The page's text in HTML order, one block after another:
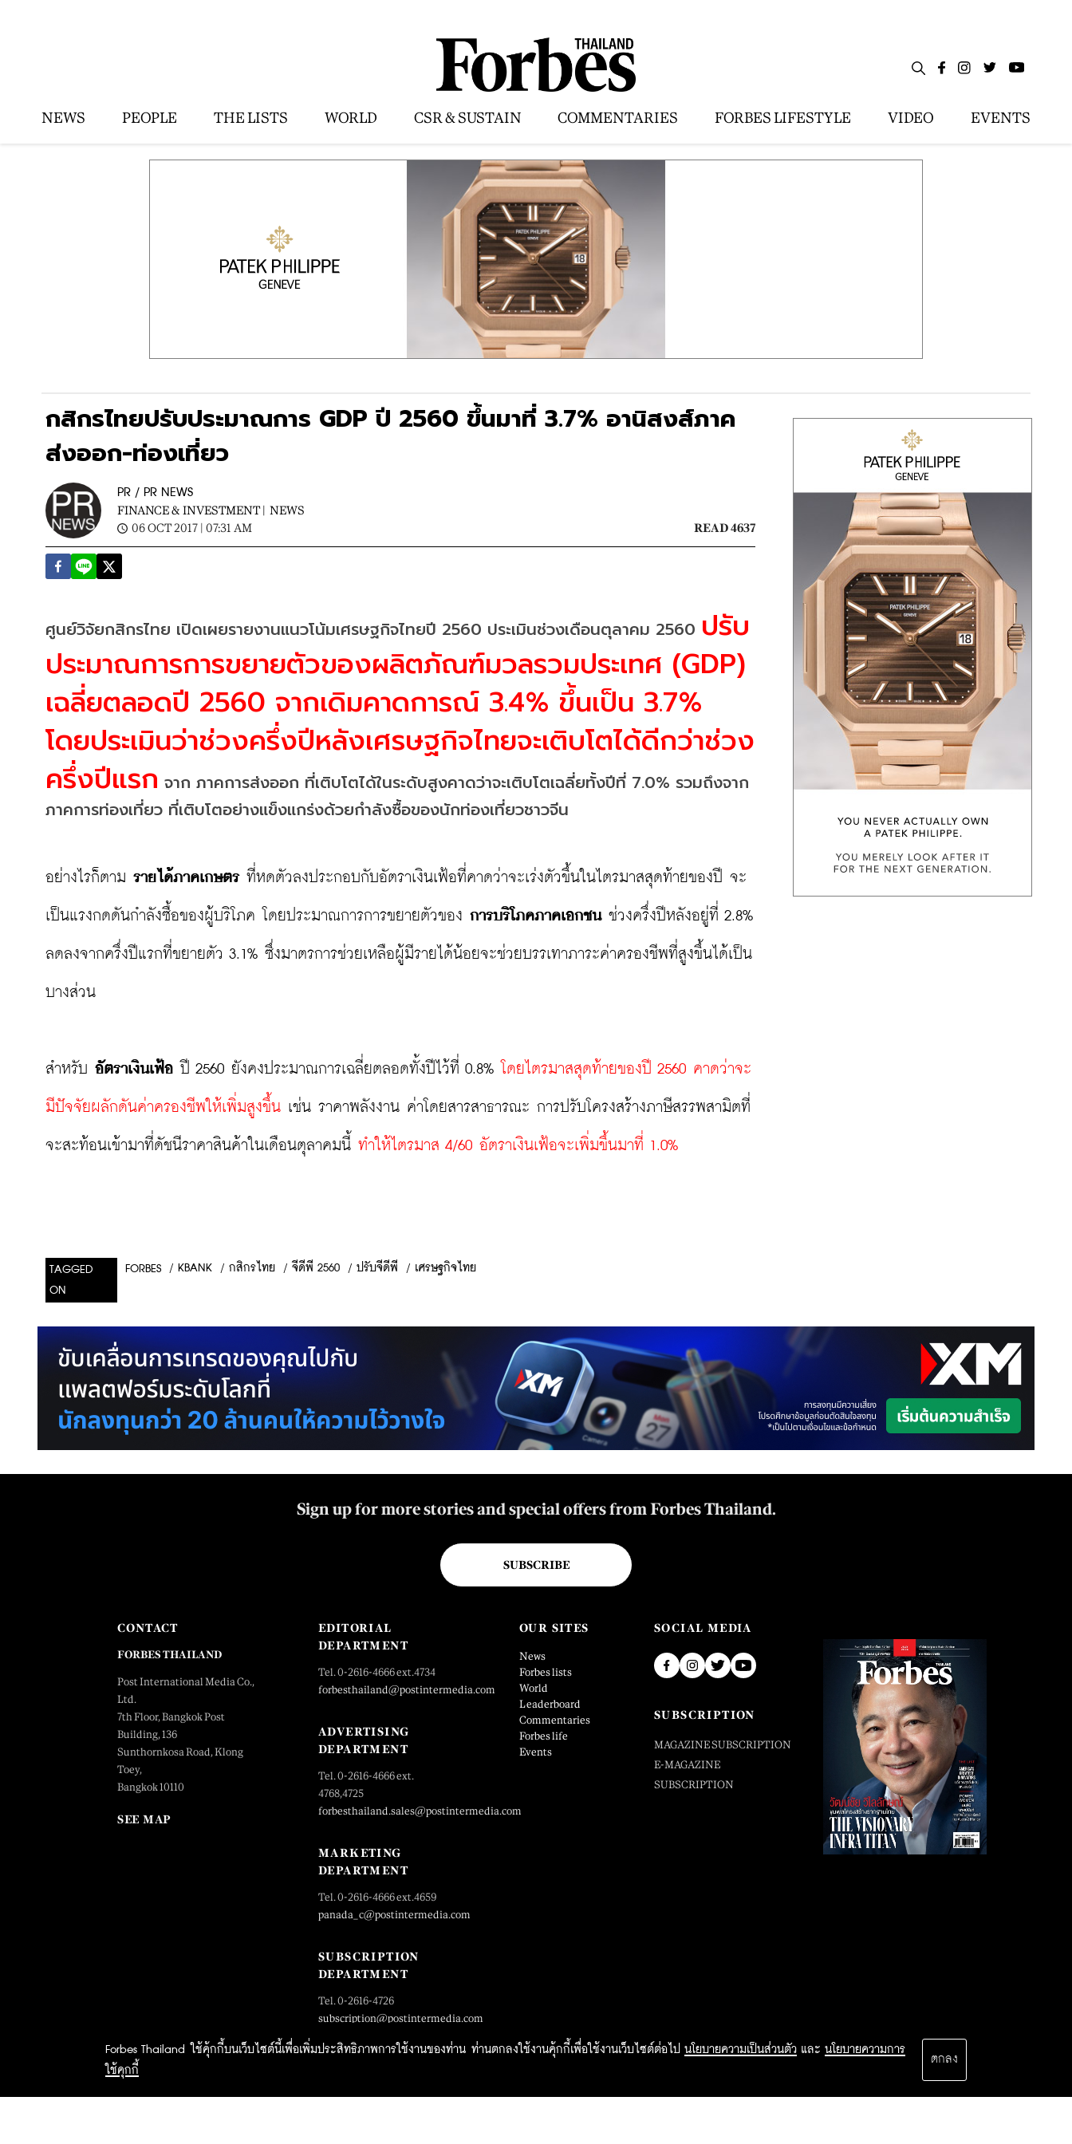
NEWS PEOPLE THE LISTS WORLD CSR & SUSTAIN COMMENTARIES FORBES LIFESTYLE VIDEO EVENTS
กสิกรไทยปรับประมาณการ GDP ปี 2560 ขึ้นมาที่ 3.7% อานิสงส์ภาค
ส่งออก-ท่องเที่ยว
PR / PR NEWS
FINANCE & INVESTMENT | NEWS
06 OCT 2017 | 07:31 AM
READ 4637
ศูนย์วิจัยกสิกรไทย เปิดเผยรายงานแนวโน้มเศรษฐกิจไทยปี 2560 ประเมินช่วงเดือนตุลาคม 2560 ปรับ
ประมาณการการขยายตัวของผลิตภัณฑ์มวลรวมประเทศ (GDP)
เฉลี่ยตลอดปี 2560 จากเดิมคาดการณ์ 3.4% ขึ้นเป็น 3.7%
โดยประเมินว่าช่วงครึ่งปีหลังเศรษฐกิจไทยจะเติบโตได้ดีกว่าช่วง
ครึ่งปีแรก จาก ภาคการส่งออก ที่เติบโตได้ในระดับสูงคาดว่าจะเติบโตเฉลี่ยทั้งปีที่ 7.0% รวมถึงจาก
ภาคการท่องเที่ยว ที่เติบโตอย่างแข็งแกร่งด้วยกำลังซื้อของนักท่องเที่ยวชาวจีน
อย่างไรก็ตาม รายได้ภาคเกษตร ที่หดตัวลงประกอบกับอัตราเงินเฟ้อที่คาดว่าจะเร่งตัวขึ้นในไตรมาสสุดท้ายของปี จะ
เป็นแรงกดดันกำลังซื้อของผู้บริโภค โดยประมาณการการขยายตัวของ การบริโภคภาคเอกชน ช่วงครึ่งปีหลังอยู่ที่ 2.8%
ลดลงจากครึ่งปีแรกที่ขยายตัว 3.1% ซึ่งมาตรการช่วยเหลือผู้มีรายได้น้อยจะช่วยบรรเทาภาระค่าครองชีพที่สูงขึ้นได้เป็น
บางส่วน
สำหรับ อัตราเงินเฟ้อ ปี 2560 ยังคงประมาณการเฉลี่ยตลอดทั้งปีไว้ที่ 0.8% โดยไตรมาสสุดท้ายของปี 2560 คาดว่าจะ
มีปัจจัยผลักดันค่าครองชีพให้เพิ่มสูงขึ้น เช่น ราคาพลังงาน ค่าโดยสารสาธารณะ การปรับโครงสร้างภาษีสรรพสามิตที่
จะสะท้อนเข้ามาที่ดัชนีราคาสินค้าในเดือนตุลาคมนี้ ทำให้ไตรมาส 4/60 อัตราเงินเฟ้อจะเพิ่มขึ้นมาที่ 1.0%
TAGGED
ON
FORBES / KBANK / กสิกรไทย / จีดีพี 2560 / ปรับจีดีพี / เศรษฐกิจไทย
Forbes Thailand ใช้คุ้กกี้บนเว็บไซต์นี้เพื่อเพิ่มประสิทธิภาพการใช้งานของท่าน ท่านตกลงใช้งานคุ้กกี้เพื่อใช้งานเว็บไซต์ต่อไป นโยบายความเป็นส่วนตัว และ นโยบายความการ
ใช้คุกกี้
ตกลง
Sign up for more stories and special offers from Forbes Thailand.
SUBSCRIBE
CONTACT
FORBES THAILAND
Post International Media Co.,
Ltd.
7th Floor, Bangkok Post
Building, 136
Sunthornkosa Road, Klong
Toey,
Bangkok 10110
SEE MAP
EDITORIAL
DEPARTMENT
Tel. 0-2616-4666 ext.4734
forbesthailand@postintermedia.com
ADVERTISING
DEPARTMENT
Tel. 0-2616-4666 ext.
4768,4725
forbesthailand.sales@postintermedia.com
MARKETING
DEPARTMENT
Tel. 0-2616-4666 ext.4659
panada_c@postintermedia.com
SUBSCRIPTION
DEPARTMENT
Tel. 0-2616-4726
subscription@postintermedia.com
OUR SITES
News
Forbes lists
World
Leaderboard
Commentaries
Forbes life
Events
SOCIAL MEDIA
SUBSCRIPTION
MAGAZINE SUBSCRIPTION
E-MAGAZINE
SUBSCRIPTION